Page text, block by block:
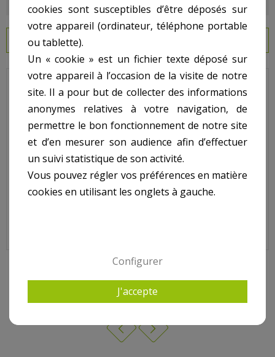
EN SAVOIR PLUS
Triton - Pour Filtre Ancien Modèle - N° 11 - Tube de distribution
inférieur pour TR100
Code : G-15-4807
Sur image , N° 11
EP022882210, non inclu)
10 AUTRES PRODUITS DANS PENTAIR - TRITON
ANCIEN MODÈLE (JUSQUE FIN 2002)
cookies sont susceptibles d’être déposés sur
votre appareil (ordinateur, téléphone portable
ou tablette).
Un « cookie » est un fichier texte déposé sur
votre appareil à l’occasion de la visite de notre
site. Il a pour but de collecter des informations
anonymes relatives à votre navigation, de
permettre le bon fonctionnement de notre site
et d’en mesurer son audience afin d’effectuer
un suivi statistique de son activité.
Vous pouvez régler vos préférences en matière
cookies en utilisant les onglets à gauche.
Configurer
J'accepte